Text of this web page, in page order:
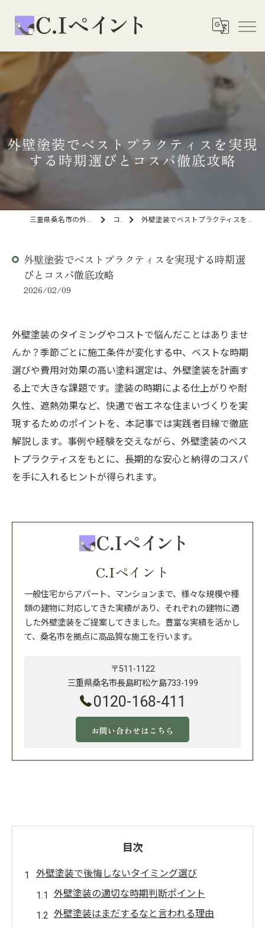
外壁塗装でベストプラクティスを実現
する時期選びとコスパ徹底攻略
三重県桑名市の外壁塗装ならC.Iペイント コラム 外壁塗装でベストプラクティスを実現する時期選びとコスパ徹底攻略
外壁塗装でベストプラクティスを実現する時期選
びとコスパ徹底攻略
2026/02/09
外壁塗装のタイミングやコストで悩んだことはありませ
んか？季節ごとに施工条件が変化する中、ベストな時期
選びや費用対効果の高い塗料選定は、外壁塗装を計画す
る上で大きな課題です。塗装の時期による仕上がりや耐
久性、遮熱効果など、快適で省エネな住まいづくりを実
現するためのポイントを、本記事では実践者目線で徹底
解説します。事例や経験を交えながら、外壁塗装のベス
トプラクティスをもとに、長期的な安心と納得のコスパ
を手に入れるヒントが得られます。
C.Iペイント
一般住宅からアパート、マンションまで、様々な規模や種
類の建物に対応してきた実績があり、それぞれの建物に適
した外壁塗装をご提案してきました。豊富な実績を活かし
て、桑名市を拠点に高品質な施工を行います。
〒511-1122
三重県桑名市長島町松ケ島733-199
0120-168-411
お問い合わせはこちら
目次
外壁塗装で後悔しないタイミング選び
外壁塗装の適切な時期判断ポイント
外壁塗装はまだするなと言われる理由